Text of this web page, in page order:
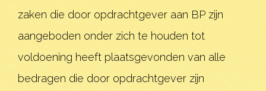
zaken die door opdrachtgever aan BP zijn
aangeboden onder zich te houden tot
voldoening heeft plaatsgevonden van alle
bedragen die door opdrachtgever zijn